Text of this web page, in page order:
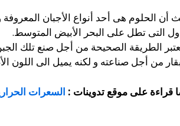
أن الحلوم هى أحد أنواع الأجبان
التى تطل على البحر الأبيض المتوسط.
الطريقة الصحيحة من أجل صنع تلك
من أجل صناعته و لكنه يميل الى اللون
قراءة على موقع تدوينات : السعرات